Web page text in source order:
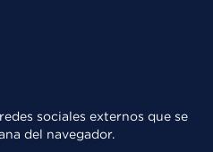
sociales externos que se
del navegador.